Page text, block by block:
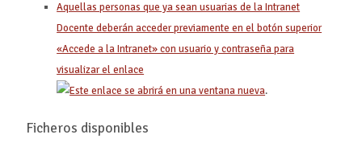
Aquellas personas que ya sean usuarias de la Intranet
Docente deberán acceder previamente en el botón superior
«Accede a la Intranet» con usuario y contraseña para
visualizar el enlace
.
Ficheros disponibles